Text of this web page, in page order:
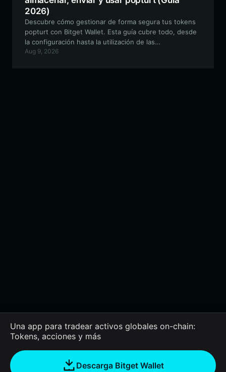
2026)
Descubre cómo gestionar de forma segura tus tokens
popturt con Bitget Wallet. Esta guía cubre todo, desde
la configuración hasta la utilización de las
características únicas de este token Meme impulsado
Aug 9, 2026
Una app para tradear activos globales on-chain:
Tokens, acciones y más
Descarga Bitget Wallet